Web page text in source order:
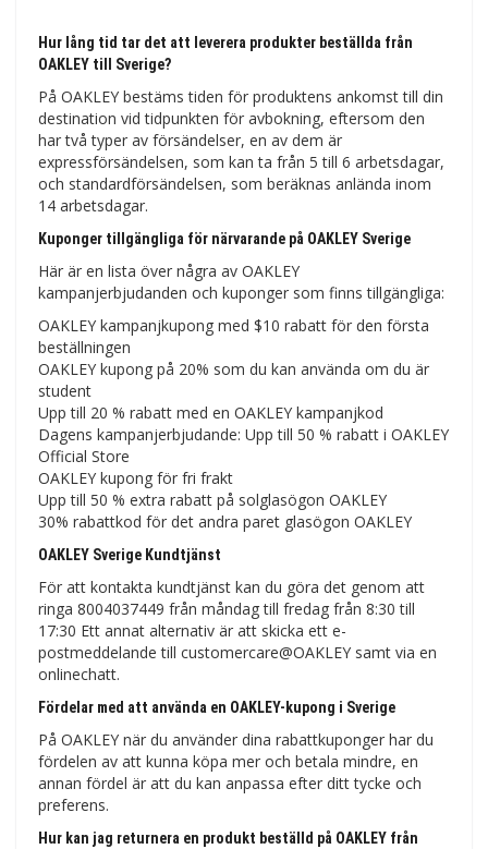
Hur lång tid tar det att leverera produkter beställda från
OAKLEY till Sverige?
På OAKLEY bestäms tiden för produktens ankomst till din
destination vid tidpunkten för avbokning, eftersom den
har två typer av försändelser, en av dem är
expressförsändelsen, som kan ta från 5 till 6 arbetsdagar,
och standardförsändelsen, som beräknas anlända inom
14 arbetsdagar.
Kuponger tillgängliga för närvarande på OAKLEY Sverige
Här är en lista över några av OAKLEY
kampanjerbjudanden och kuponger som finns tillgängliga:
OAKLEY kampanjkupong med $10 rabatt för den första
beställningen
OAKLEY kupong på 20% som du kan använda om du är
student
Upp till 20 % rabatt med en OAKLEY kampanjkod
Dagens kampanjerbjudande: Upp till 50 % rabatt i OAKLEY
Official Store
OAKLEY kupong för fri frakt
Upp till 50 % extra rabatt på solglasögon OAKLEY
30% rabattkod för det andra paret glasögon OAKLEY
OAKLEY Sverige Kundtjänst
För att kontakta kundtjänst kan du göra det genom att
ringa 8004037449 från måndag till fredag ​​från 8:30 till
17:30 Ett annat alternativ är att skicka ett e-
postmeddelande till customercare@OAKLEY samt via en
onlinechatt.
Fördelar med att använda en OAKLEY-kupong i Sverige
På OAKLEY när du använder dina rabattkuponger har du
fördelen av att kunna köpa mer och betala mindre, en
annan fördel är att du kan anpassa efter ditt tycke och
preferens.
Hur kan jag returnera en produkt beställd på OAKLEY från